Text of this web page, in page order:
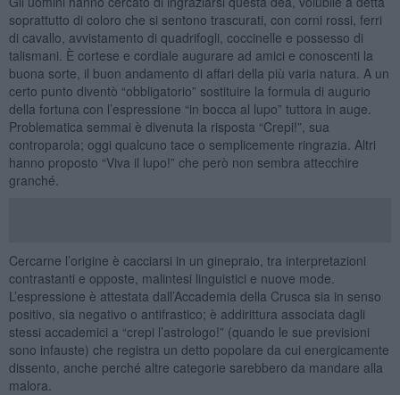
soprattutto di coloro che si sentono trascurati, con corni rossi, ferri
di cavallo, avvistamento di quadrifogli, coccinelle e possesso di
talismani. È cortese e cordiale augurare ad amici e conoscenti la
buona sorte, il buon andamento di affari della più varia natura. A un
certo punto diventò “obbligatorio” sostituire la formula di augurio
della fortuna con l’espressione “in bocca al lupo” tuttora in auge.
Problematica semmai è divenuta la risposta “Crepi!”, sua
controparola; oggi qualcuno tace o semplicemente ringrazia. Altri
hanno proposto “Viva il lupo!” che però non sembra attecchire
granché.
Cercarne l’origine è cacciarsi in un ginepraio, tra interpretazioni
contrastanti e opposte, malintesi linguistici e nuove mode.
L’espressione è attestata dall’Accademia della Crusca sia in senso
positivo, sia negativo o antifrastico; è addirittura associata dagli
stessi accademici a “crepi l’astrologo!” (quando le sue previsioni
sono infauste) che registra un detto popolare da cui energicamente
dissento, anche perché altre categorie sarebbero da mandare alla
malora.